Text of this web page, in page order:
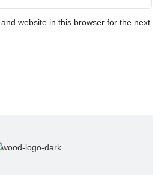
website in this browser for the next